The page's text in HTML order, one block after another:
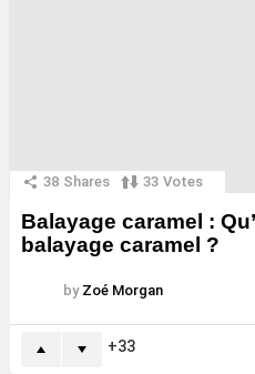
38 Shares 33 Votes
Balayage caramel :
balayage caramel ?
by Zoé Morgan
33